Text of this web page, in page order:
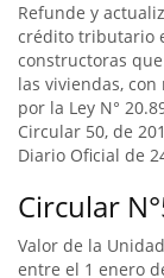
Refunde y
crédito tributario
constructoras
las viviendas,
por la Ley N°
Circular 50, de
Diario Oficial de
Circular
Valor de la
entre el 1 enero